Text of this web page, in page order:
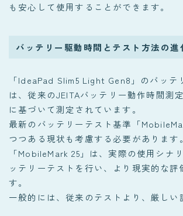
も安心して使用することができます。
バッテリー駆動時間とテスト方法の進
「IdeaPad Slim5 Light Gen8」のバッテ
は、従来のJEITAバッテリー動作時間測
に基づいて測定されています。
最新のバッテリーテスト基準「
つつある現状も考慮する必要があります。
「MobileMark 25」は、実際の使用シナ
ッテリーテストを行い、より現実的な評
す。
一般的には、従来のテストより、厳しい